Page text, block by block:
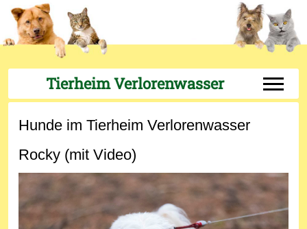
Tierheim Verlorenwasser Off-
Hunde im Tierheim Verlorenwasser
Rocky (mit Video)